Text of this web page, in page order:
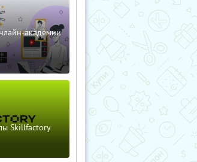
академии
Skillfactory